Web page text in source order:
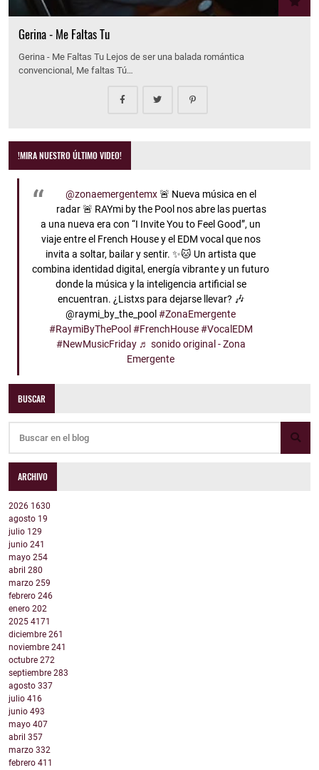
Gerina - Me Faltas Tu
Gerina - Me Faltas Tu Lejos de ser una balada romántica
convencional, Me faltas Tú…
!MIRA NUESTRO ÚLTIMO VIDEO!
@zonaemergentemx🚨 Nueva música en el
radar 🚨 RAYmi by the Pool nos abre las puertas
a una nueva era con “I Invite You to Feel Good”, un
viaje entre el French House y el EDM vocal que nos
invita a soltar, bailar y sentir. ✨🐱 Un artista que
combina identidad digital, energía vibrante y un futuro
donde la música y la inteligencia artificial se
encuentran. ¿Listxs para dejarse llevar? 🎶
@raymi_by_the_pool#ZonaEmergente
#RaymiByThePool #FrenchHouse #VocalEDM
#NewMusicFriday ♬ sonido original - Zona
Emergente
BUSCAR
ARCHIVO
2026 1630
agosto 19
julio 129
junio 241
mayo 254
abril 280
marzo 259
febrero 246
enero 202
2025 4171
diciembre 261
noviembre 241
octubre 272
septiembre 283
agosto 337
julio 416
junio 493
mayo 407
abril 357
marzo 332
febrero 411